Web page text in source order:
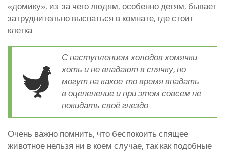
«домику», из-за чего людям, особенно детям, бывает
затруднительно выспаться в комнате, где стоит
клетка.
С наступлением холодов хомячки
хоть и не впадают в спячку, но
могут на какое-то время впадать
в оцепенение и при этом совсем не
покидать своё гнездо.
Очень важно помнить, что беспокоить спящее
животное нельзя ни в коем случае, так как подобные